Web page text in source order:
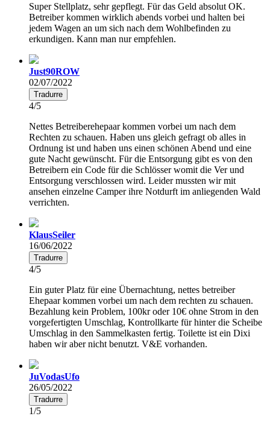
Super Stellplatz, sehr gepflegt. Für das Geld absolut OK.
Betreiber kommen wirklich abends vorbei und halten bei
jedem Wagen an um sich nach dem Wohlbefinden zu
erkundigen. Kann man nur empfehlen.
Just90ROW
02/07/2022
Tradurre
4/5
Nettes Betreiberehepaar kommen vorbei um nach dem
Rechten zu schauen. Haben uns gleich gefragt ob alles in
Ordnung ist und haben uns einen schönen Abend und eine
gute Nacht gewünscht. Für die Entsorgung gibt es von den
Betreibern ein Code für die Schlösser womit die Ver und
Entsorgung verschlossen wird. Leider mussten wir mit
ansehen einzelne Camper ihre Notdurft im anliegenden Wald
verrichten.
KlausSeiler
16/06/2022
Tradurre
4/5
Ein guter Platz für eine Übernachtung, nettes betreiber
Ehepaar kommen vorbei um nach dem rechten zu schauen.
Bezahlung kein Problem, 100kr oder 10€ ohne Strom in den
vorgefertigten Umschlag, Kontrollkarte für hinter die Scheibe
Umschlag in den Sammelkasten fertig. Toilette ist ein Dixi
haben wir aber nicht benutzt. V&E vorhanden.
JuVodasUfo
26/05/2022
Tradurre
1/5